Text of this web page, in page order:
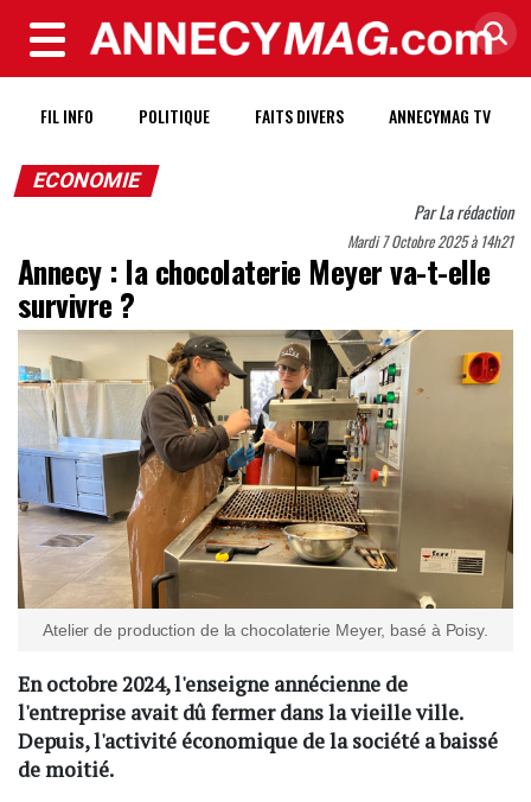
MENU
FIL INFO POLITIQUE FAITS DIVERS ANNECYMAG TV
ECONOMIE
ParLa rédaction
Mardi 7 Octobre 2025 à 14h21
Annecy : la chocolaterie Meyer va-t-elle
survivre ?
Atelier de production de la chocolaterie Meyer, basé à Poisy.
En octobre 2024, l'enseigne annécienne de
l'entreprise avait dû fermer dans la vieille ville.
Depuis, l'activité économique de la société a baissé
de moitié.